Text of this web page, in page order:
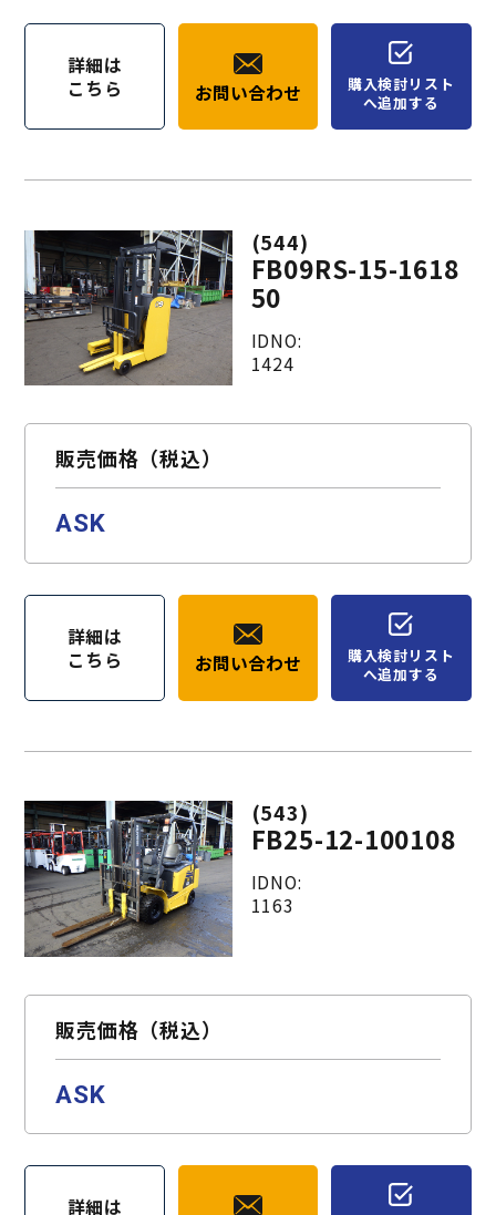
詳細は
こちら
お問い合わせ
購入検討リスト
へ追加する
(544)
FB09RS-15-1618
50
IDNO:
1424
販売価格（税込）
ASK
詳細は
こちら
お問い合わせ
購入検討リスト
へ追加する
(543)
FB25-12-100108
IDNO:
1163
販売価格（税込）
ASK
詳細は